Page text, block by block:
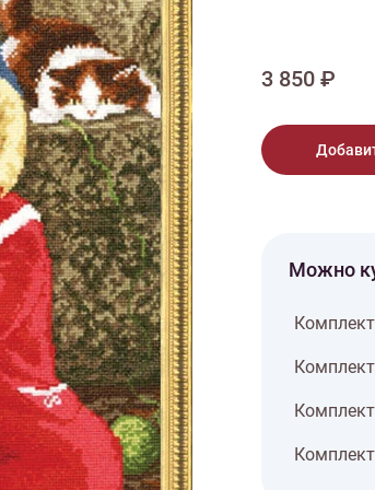
Натюрморт
Птицы
Варежки
3 850 ₽
Можно